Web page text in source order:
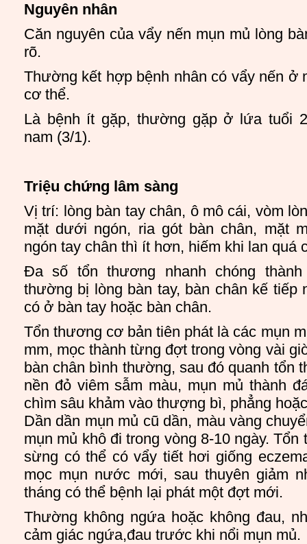
Nguyên nhân
Căn nguyên của vẩy nến mụn mủ lòng
rõ.
Thường kết hợp bệnh nhân có vẩy nến ở
cơ thể.
Là bệnh ít gặp, thường gặp ở lứa tuổi
nam (3/1).
Triệu chứng lâm sàng
Vị trí: lòng bàn tay chân, ô mô cái, vòm
mặt dưới ngón, ria gót bàn chân, mặt
ngón tay chân thì ít hơn, hiếm khi lan quá
Đa số tổn thương nhanh chóng
thường bị lòng bàn tay, bàn chân kế tiếp
có ở bàn tay hoặc bàn chân.
Tổn thương cơ bản tiên phát là các mụn
mm, mọc thành từng đợt trong vòng vài
bàn chân bình thường, sau đó quanh tổn
nền đỏ viêm sẫm màu, mụn mủ thành
chìm sâu khảm vào thượng bì, phẳng
Dần dần mụn mủ cũ dần, màu vàng
mụn mủ khô đi trong vòng 8-10 ngày.
sừng có thể có vẩy tiết hơi giống
mọc mụn nước mới, sau thuyên giảm
tháng có thể bệnh lại phát một đợt mới.
Thường không ngứa hoặc không đau,
cảm giác ngứa,đau trước khi nổi mụn mủ.